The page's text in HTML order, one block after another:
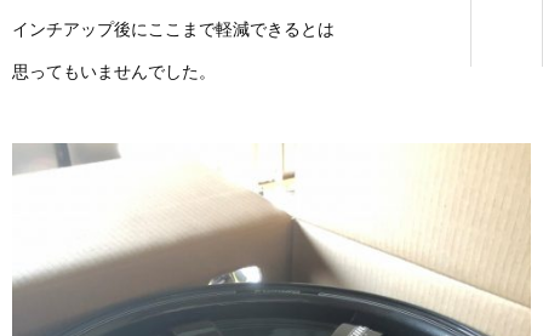
インチアップ後にここまで軽減できるとは
思ってもいませんでした。